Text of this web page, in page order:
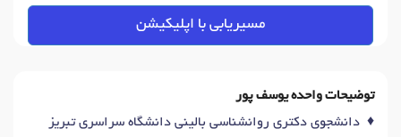
مسیریابی با اپلیکیشن
توضیحات واحده یوسف پور
♦️ دانشجوی دکتری روانشناسی بالینی دانشگاه سراسری تبریز